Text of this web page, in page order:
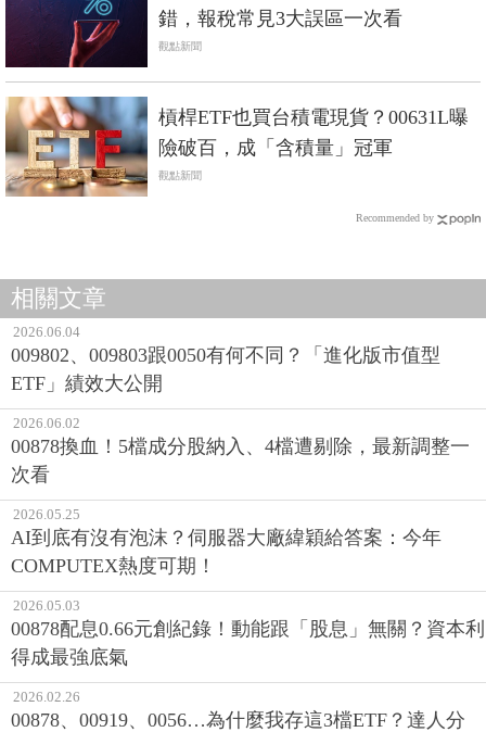
錯，報稅常見3大誤區一次看
觀點新聞
槓桿ETF也買台積電現貨？00631L曝
險破百，成「含積量」冠軍
觀點新聞
Recommended by
相關文章
2026.06.04
009802、009803跟0050有何不同？「進化版市值型
ETF」績效大公開
2026.06.02
00878換血！5檔成分股納入、4檔遭剔除，最新調整一
次看
2026.05.25
AI到底有沒有泡沫？伺服器大廠緯穎給答案：今年
COMPUTEX熱度可期！
2026.05.03
00878配息0.66元創紀錄！動能跟「股息」無關？資本利
得成最強底氣
2026.02.26
00878、00919、0056…為什麼我存這3檔ETF？達人分